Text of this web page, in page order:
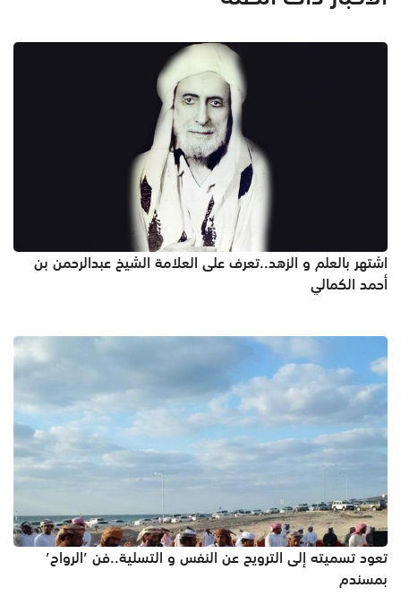
اشتهر بالعلم و الزهد..تعرف على العلامة الشيخ عبدالرحمن بن
أحمد الكمالي
تعود تسميته إلى الترويح عن النفس و التسلية..فن ’الرواح’
بمسندم